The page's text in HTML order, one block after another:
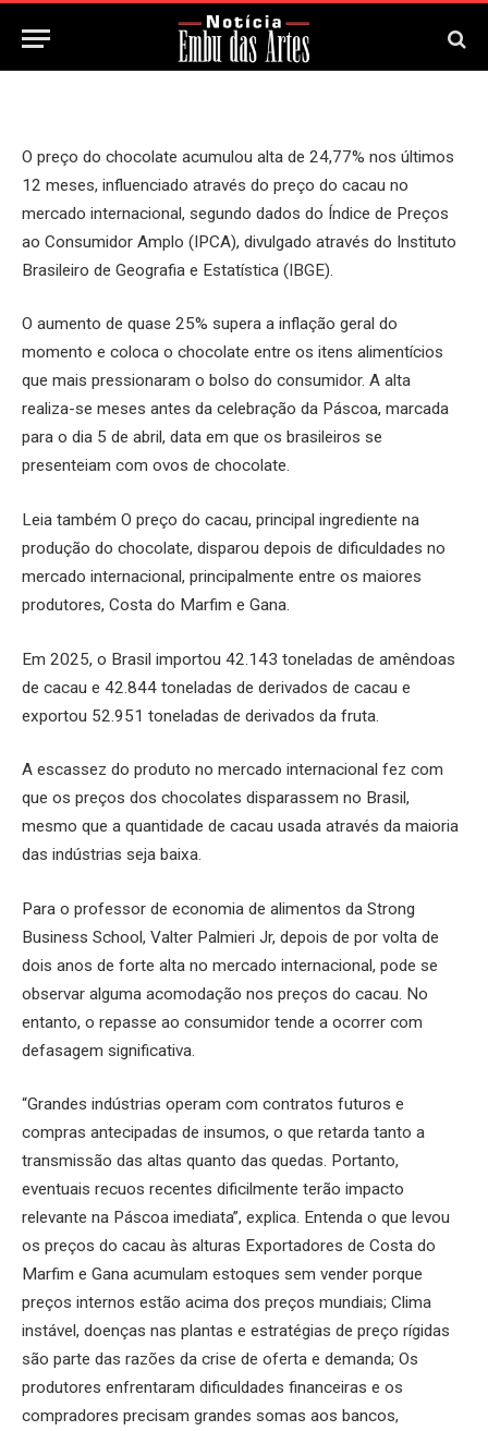
2 de Março, 2026 Updated: 2 de Março, 2026
O preço do chocolate acumulou alta de 24,77% nos últimos
12 meses, influenciado através do preço do cacau no
mercado internacional, segundo dados do Índice de Preços
ao Consumidor Amplo (IPCA), divulgado através do Instituto
Brasileiro de Geografia e Estatística (IBGE).
O aumento de quase 25% supera a inflação geral do
momento e coloca o chocolate entre os itens alimentícios
que mais pressionaram o bolso do consumidor. A alta
realiza-se meses antes da celebração da Páscoa, marcada
para o dia 5 de abril, data em que os brasileiros se
presenteiam com ovos de chocolate.
Leia também O preço do cacau, principal ingrediente na
produção do chocolate, disparou depois de dificuldades no
mercado internacional, principalmente entre os maiores
produtores, Costa do Marfim e Gana.
Em 2025, o Brasil importou 42.143 toneladas de amêndoas
de cacau e 42.844 toneladas de derivados de cacau e
exportou 52.951 toneladas de derivados da fruta.
A escassez do produto no mercado internacional fez com
que os preços dos chocolates disparassem no Brasil,
mesmo que a quantidade de cacau usada através da maioria
das indústrias seja baixa.
Para o professor de economia de alimentos da Strong
Business School, Valter Palmieri Jr, depois de por volta de
dois anos de forte alta no mercado internacional, pode se
observar alguma acomodação nos preços do cacau. No
entanto, o repasse ao consumidor tende a ocorrer com
defasagem significativa.
“Grandes indústrias operam com contratos futuros e
compras antecipadas de insumos, o que retarda tanto a
transmissão das altas quanto das quedas. Portanto,
eventuais recuos recentes dificilmente terão impacto
relevante na Páscoa imediata”, explica. Entenda o que levou
os preços do cacau às alturas Exportadores de Costa do
Marfim e Gana acumulam estoques sem vender porque
preços internos estão acima dos preços mundiais; Clima
instável, doenças nas plantas e estratégias de preço rígidas
são parte das razões da crise de oferta e demanda; Os
produtores enfrentaram dificuldades financeiras e os
compradores precisam grandes somas aos bancos,